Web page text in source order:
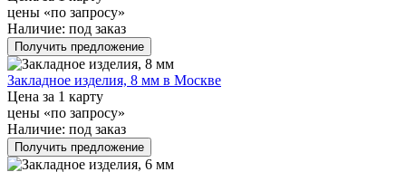
цены «по запросу»
Наличие: под заказ
Получить предложение
Закладное изделия, 8 мм в Москве
Цена за 1 карту
цены «по запросу»
Наличие: под заказ
Получить предложение